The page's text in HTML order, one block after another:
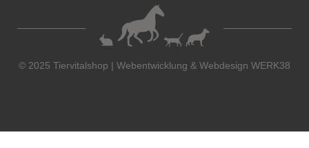
© 2025 Tiervitalshop | Webentwicklung & Webdesign WERK38